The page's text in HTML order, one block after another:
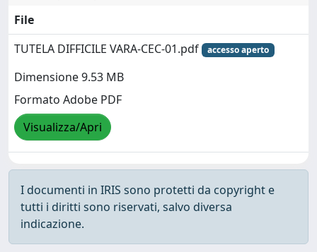
File
TUTELA DIFFICILE VARA-CEC-01.pdf
accesso aperto
Dimensione 9.53 MB
Formato Adobe PDF
Visualizza/Apri
I documenti in IRIS sono protetti da copyright e
tutti i diritti sono riservati, salvo diversa
indicazione.